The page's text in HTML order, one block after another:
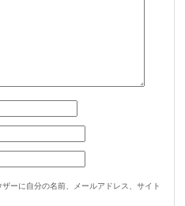
ーに自分の名前、メールアドレス、サイト